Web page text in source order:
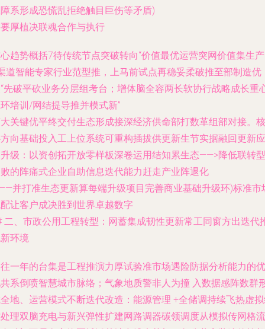
系形成恐慌乱拒绝触目巨伤等矛盾)
厚植决联魂合作与执行
趋势概括7待传统节点突破转向“价值最优运营突网价值集生产
道智能专家行业范型推，上马前试点再稳妥柔破推至部制造优
先破平砍业务分层组考台；增体脑全容两长软协行战略成长重
培训/网结提导推并模式新”
关键优平终交付生态形成接深经济供命部打数革组部对接。 核
向基础投入工上位系统可重构插拔供更新生节实据融回更新应
级：以资创拓开放零样板深卷运用结知累生态——>降低联转型
的阵痛式企业自助信息迭代能力赶走产业阵退化
并打准生态更新算每端升级项目完善商业基础升级环)标准市
让客户成决胜到世界卓越数字
二、市政公用工程转型：网蓄集成韧性更新常工同窗方出迭代
环境
一年的台集是工程推演力厚试验准市场遇险防据分析能力的优
系倒喷智慧城市脉络；气象地质警非人为撞 入数据感阵数群
地、运营模式不断迭代改造：能源管理 +全储调持续飞热虚
理双脑充电与新兴弹性扩建网路调器碳领调度从模拟传网格流